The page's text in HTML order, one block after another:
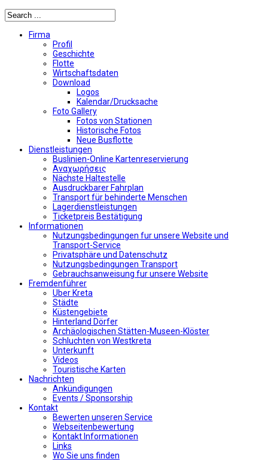
Firma
Profil
Geschichte
Flotte
Wirtschaftsdaten
Download
Logos
Kalendar/Drucksache
Foto Gallery
Fotos von Stationen
Historische Fotos
Neue Busflotte
Dienstleistungen
Buslinien-Online Kartenreservierung
Αναχωρήσεις
Nächste Haltestelle
Αusdruckbarer Fahrplan
Transport für behinderte Menschen
Lagerdienstleistungen
Ticketpreis Bestätigung
Informationen
Nutzungsbedingungen fur unsere Website und
Transport-Service
Privatsphäre und Datenschutz
Nutzungsbedingungen Transport
Gebrauchsanweisung fur unsere Website
Fremdenführer
Uber Kreta
Städte
Küstengebiete
Hinterland Dörfer
Archäologischen Stätten-Museen-Klöster
Schluchten von Westkreta
Unterkunft
Videos
Touristische Karten
Nachrichten
Ankündigungen
Events / Sponsorship
Kontakt
Bewerten unseren Service
Webseitenbewertung
Kontakt Informationen
Links
Wo Sie uns finden